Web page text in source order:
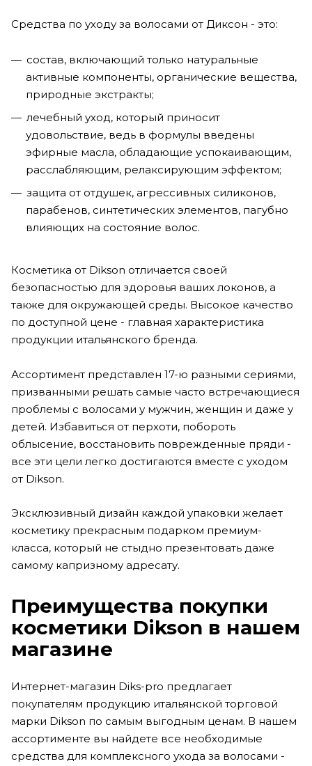
Средства по уходу за волосами от Диксон - это:
состав, включающий только натуральные
активные компоненты, органические вещества,
природные экстракты;
лечебный уход, который приносит
удовольствие, ведь в формулы введены
эфирные масла, обладающие успокаивающим,
расслабляющим, релаксирующим эффектом;
защита от отдушек, агрессивных силиконов,
парабенов, синтетических элементов, пагубно
влияющих на состояние волос.
Косметика от Dikson отличается своей
безопасностью для здоровья ваших локонов, а
также для окружающей среды. Высокое качество
по доступной цене - главная характеристика
продукции итальянского бренда.
Ассортимент представлен 17-ю разными сериями,
призванными решать самые часто встречающиеся
проблемы с волосами у мужчин, женщин и даже у
детей. Избавиться от перхоти, побороть
облысение, восстановить поврежденные пряди -
все эти цели легко достигаются вместе с уходом
от Dikson.
Эксклюзивный дизайн каждой упаковки желает
косметику прекрасным подарком премиум-
класса, который не стыдно презентовать даже
самому капризному адресату.
Преимущества покупки
косметики Dikson в нашем
магазине
Интернет-магазин Diks-pro предлагает
покупателям продукцию итальянской торговой
марки Dikson по самым выгодным ценам. В нашем
ассортименте вы найдете все необходимые
средства для комплексного ухода за волосами -